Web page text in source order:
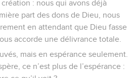
: nous qui avons déjà
part des dons de Dieu, nous
en attendant que Dieu fasse
accorde une délivrance totale.
mais en espérance seulement.
ce n’est plus de l’espérance :